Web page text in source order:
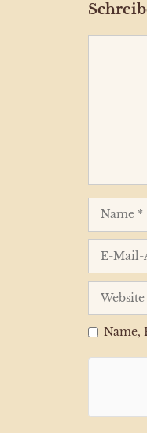
Mail-
Adresse
Website
Name,